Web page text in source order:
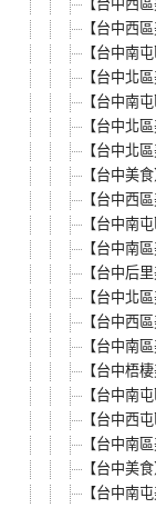
【台中西
【台中西
【台中南
【台中北
【台中南
【台中北
【台中北
【台中美
【台中西
【台中南
【台中南
【台中后
【台中北
【台中西
【台中南
【台中梧
【台中南
【台中西
【台中南
【台中美
【台中南